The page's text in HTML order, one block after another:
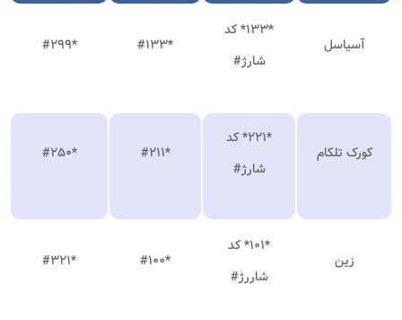
آسیاسل
*۱۳۳* کد
شارژ#
*۱۳۳#
*۲۹۹#
کورک تلکام
*۲۲۱* کد
شارژ#
*۲۱۱#
*۲۵۰#
زین
*۱۰۱* کد
شاررژ#
*۱۰۰#
*۳۲۱#